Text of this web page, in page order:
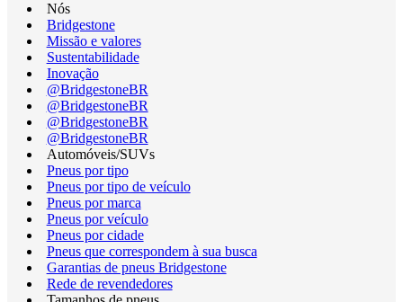
Nós
Bridgestone
Missão e valores
Sustentabilidade
Inovação
@BridgestoneBR
@BridgestoneBR
@BridgestoneBR
@BridgestoneBR
Automóveis/SUVs
Pneus por tipo
Pneus por tipo de veículo
Pneus por marca
Pneus por veículo
Pneus por cidade
Pneus que correspondem à sua busca
Garantias de pneus Bridgestone
Rede de revendedores